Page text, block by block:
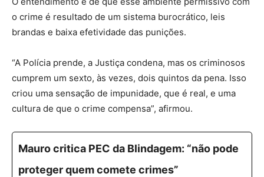
o crime é resultado de um sistema burocrático, leis
brandas e baixa efetividade das punições.
“A Polícia prende, a Justiça condena, mas os criminosos
cumprem um sexto, às vezes, dois quintos da pena. Isso
criou uma sensação de impunidade, que é real, e uma
cultura de que o crime compensa”, afirmou.
Mauro critica PEC da Blindagem: “não pode
proteger quem comete crimes”